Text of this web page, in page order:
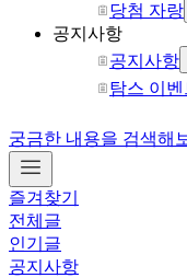
당첨 자랑
공지사항
공지사항
탐스 이벤
궁금한 내용을 검색해
즐겨찾기
전체글
인기글
공지사항